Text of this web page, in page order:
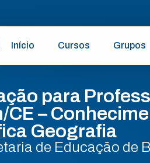
Início Cursos Grupos
para
CE –
Geografia
de Educação de